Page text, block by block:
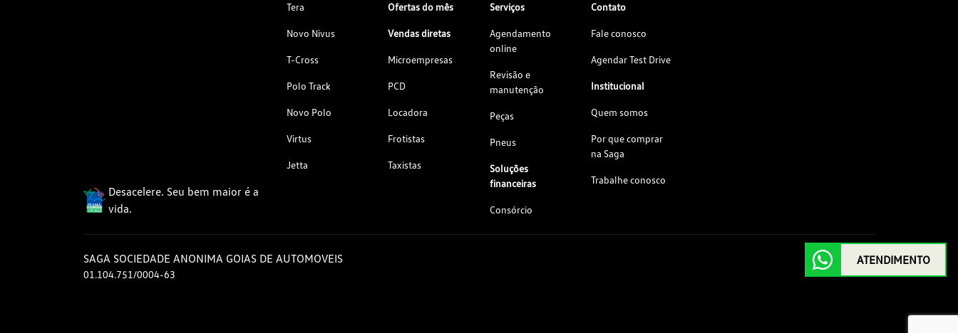
Desacelere. Seu bem maior é a
vida.
Tera
Novo Nivus
T-Cross
Polo Track
Novo Polo
Virtus
Jetta
Ofertas do mês
Vendas diretas
Microempresas
PCD
Locadora
Frotistas
Taxistas
Serviços
Agendamento
online
Revisão e
manutenção
Peças
Pneus
Soluções
financeiras
Consórcio
Contato
Fale conosco
Agendar Test Drive
Institucional
Quem somos
Por que comprar
na Saga
Trabalhe conosco
SAGA SOCIEDADE ANONIMA GOIAS DE AUTOMOVEIS
01.104.751/0004-63
ATENDIMENTO